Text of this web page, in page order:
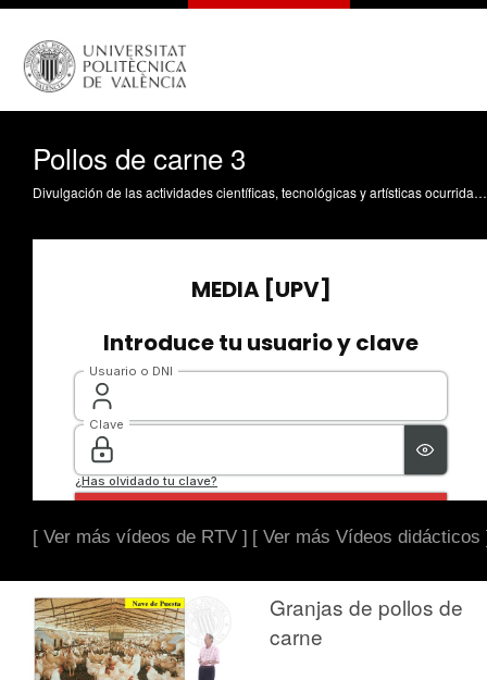
Pollos de carne 3
Divulgación de las actividades científicas, tecnológicas y artísticas ocurridas en los tres campus de la UPV
[ Ver más vídeos de RTV ] [ Ver más Vídeos didácticos
Granjas de pollos de
carne